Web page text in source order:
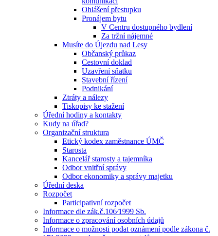
Ohlášení přestupku
Pronájem bytu
V Centru dostupného bydlení
Za tržní nájemné
Musíte do Újezdu nad Lesy
Občanský průkaz
Cestovní doklad
Uzavření sňatku
Stavební řízení
Podnikání
Ztráty a nálezy
Tiskopisy ke stažení
Úřední hodiny a kontakty
Kudy na úřad?
Organizační struktura
Etický kodex zaměstnance ÚMČ
Starosta
Kancelář starosty a tajemníka
Odbor vnitřní správy
Odbor ekonomiky a správy majetku
Úřední deska
Rozpočet
Participativní rozpočet
Informace dle zák.č.106⁄1999 Sb.
Informace o zpracování osobních údajů
Informace o možnosti podat oznámení podle zákona č.